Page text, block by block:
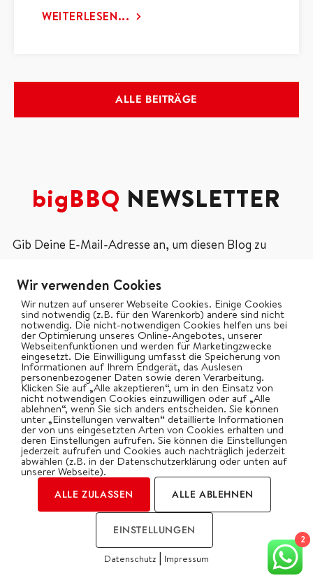
WEITERLESEN...
ALLE BEITRÄGE
bigBBQ NEWSLETTER
Gib Deine E-Mail-Adresse an, um diesen Blog zu
Beiträge via E-Mail zu erhalten.
Name
Email*
FOLLOW US ON INSTAGRAM
2
Wir verwenden Cookies
Wir nutzen auf unserer Webseite Cookies. Einige Cookies
sind notwendig (z.B. für den Warenkorb) andere sind nicht
notwendig. Die nicht-notwendigen Cookies helfen uns bei
der Optimierung unseres Online-Angebotes, unserer
Webseitenfunktionen und werden für Marketingzwecke
eingesetzt. Die Einwilligung umfasst die Speicherung von
Informationen auf Ihrem Endgerät, das Auslesen
personenbezogener Daten sowie deren Verarbeitung.
Klicken Sie auf „Alle akzeptieren“, um in den Einsatz von
nicht notwendigen Cookies einzuwilligen oder auf „Alle
ablehnen“, wenn Sie sich anders entscheiden. Sie können
unter „Einstellungen verwalten“ detaillierte Informationen
der von uns eingesetzten Arten von Cookies erhalten und
deren Einstellungen aufrufen. Sie können die Einstellungen
jederzeit aufrufen und Cookies auch nachträglich jederzeit
abwählen (z.B. in der Datenschutzerklärung oder unten auf
unserer Webseite).
ALLE ZULASSEN ALLE ABLEHNEN
EINSTELLUNGEN
Datenschutz | Impressum